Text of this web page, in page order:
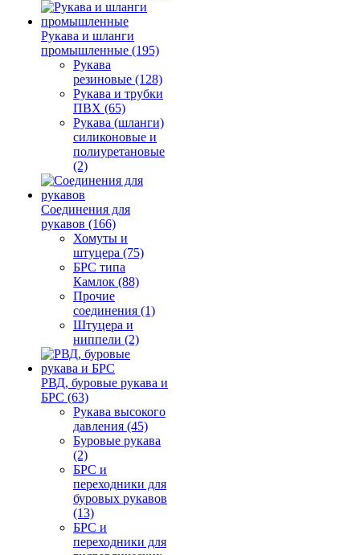
Рукава и шланги
промышленные (195)
Рукава
резиновые (128)
Рукава и трубки
ПВХ (65)
Рукава (шланги)
силиконовые и
полиуретановые
(2)
Соединения для
рукавов (166)
Хомуты и
штуцера (75)
БРС типа
Камлок (88)
Прочие
соединения (1)
Штуцера и
ниппели (2)
РВД, буровые рукава и
БРС (63)
Рукава высокого
давления (45)
Буровые рукава
(2)
БРС и
переходники для
буровых рукавов
(13)
БРС и
переходники для